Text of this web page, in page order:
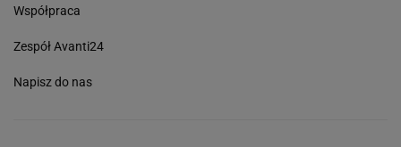
Współpraca
Zespół Avanti24
Napisz do nas